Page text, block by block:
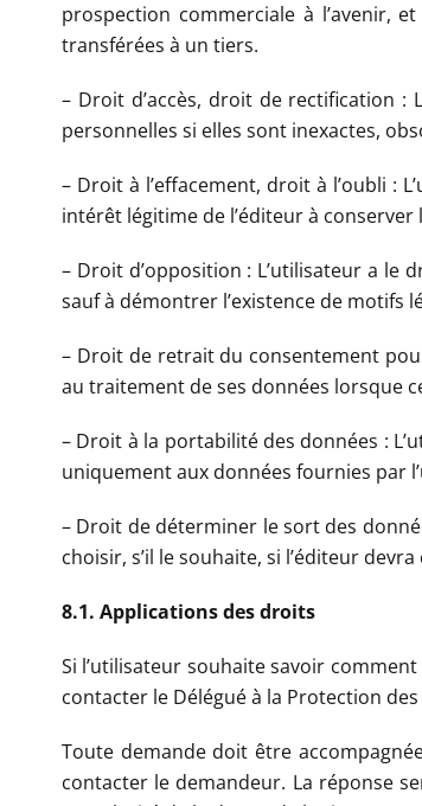
prospection commerciale à l’avenir,
transférées à un tiers.
– Droit d’accès, droit de rectification :
personnelles si elles sont inexactes,
– Droit à l’effacement, droit à l’oubli :
intérêt légitime de l’éditeur à
– Droit d’opposition : L’utilisateur a le
sauf à démontrer l’existence de motifs
– Droit de retrait du consentement
au traitement de ses données lorsque
– Droit à la portabilité des données :
uniquement aux données fournies par
– Droit de déterminer le sort des
choisir, s’il le souhaite, si l’éditeur
8.1. Applications des droits
Si l’utilisateur souhaite savoir
contacter le Délégué à la Protection
Toute demande doit être
contacter le demandeur. La réponse